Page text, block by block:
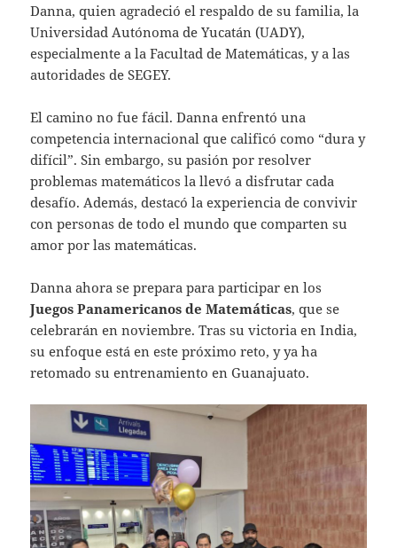
Danna, quien agradeció el respaldo de su familia, la
Universidad Autónoma de Yucatán (UADY),
especialmente a la Facultad de Matemáticas, y a las
autoridades de SEGEY.
El camino no fue fácil. Danna enfrentó una
competencia internacional que calificó como “dura y
difícil”. Sin embargo, su pasión por resolver
problemas matemáticos la llevó a disfrutar cada
desafío. Además, destacó la experiencia de convivir
con personas de todo el mundo que comparten su
amor por las matemáticas.
Danna ahora se prepara para participar en los
Juegos Panamericanos de Matemáticas, que se
celebrarán en noviembre. Tras su victoria en India,
su enfoque está en este próximo reto, y ya ha
retomado su entrenamiento en Guanajuato.